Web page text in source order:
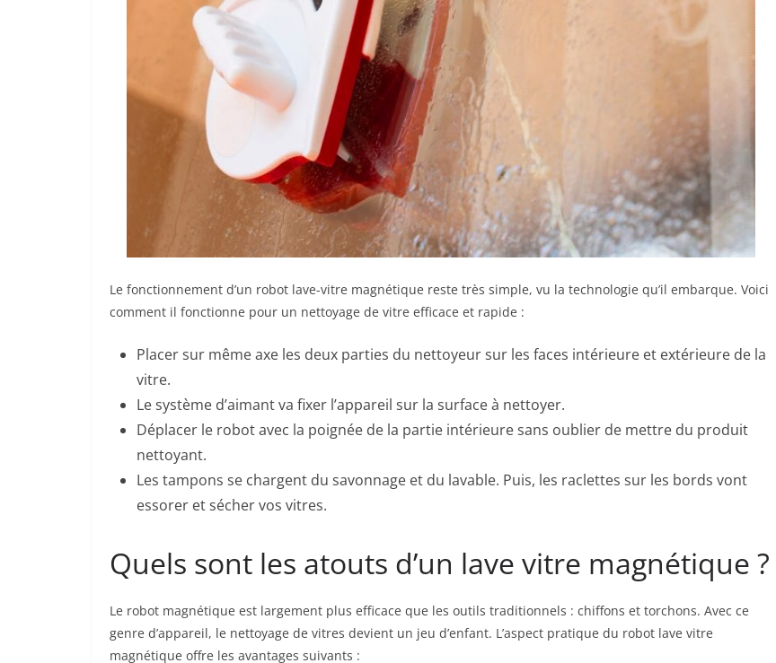
Le fonctionnement d’un robot lave-vitre magnétique reste très simple, vu la technologie qu’il embarque. Voici
comment il fonctionne pour un nettoyage de vitre efficace et rapide :
Placer sur même axe les deux parties du nettoyeur sur les faces intérieure et extérieure de la
vitre.
Le système d’aimant va fixer l’appareil sur la surface à nettoyer.
Déplacer le robot avec la poignée de la partie intérieure sans oublier de mettre du produit
nettoyant.
Les tampons se chargent du savonnage et du lavable. Puis, les raclettes sur les bords vont
essorer et sécher vos vitres.
Quels sont les atouts d’un lave vitre magnétique ?
Le robot magnétique est largement plus efficace que les outils traditionnels : chiffons et torchons. Avec ce
genre d’appareil, le nettoyage de vitres devient un jeu d’enfant. L’aspect pratique du robot lave vitre
magnétique offre les avantages suivants :